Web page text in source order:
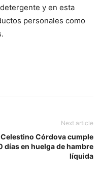
y en esta
personales como
Next article
Celestino Córdova cumple
días en huelga de hambre
líquida